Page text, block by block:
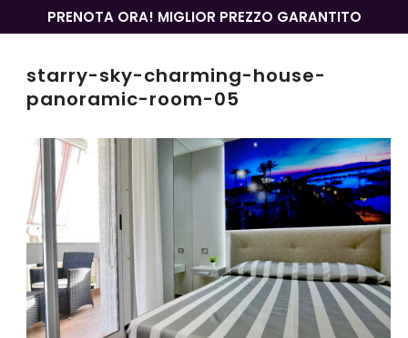
PRENOTA ORA! MIGLIOR PREZZO GARANTITO
starry-sky-charming-house-
panoramic-room-05